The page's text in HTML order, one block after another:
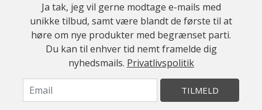
Ja tak, jeg vil gerne modtage e-mails med
unikke tilbud, samt være blandt de første til at
høre om nye produkter med begrænset parti.
Du kan til enhver tid nemt framelde dig
nyhedsmails. Privatlivspolitik
TILMELD